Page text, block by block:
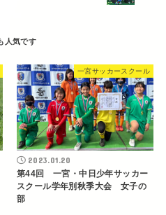
一宮サッカースクール
2023.01.20
第44回 一宮・中日少年サッカー
スクール学年別秋季大会 女子の
部